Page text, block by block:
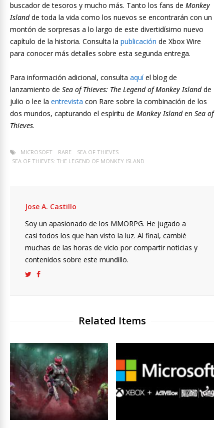
buscador de tesoros y mucho más. Tanto los fans de Monkey
Islandde toda la vida como los nuevos se encontrarán con un
montón de sorpresas a lo largo de este divertidísimo nuevo
capítulo de la historia. Consulta la publicación de Xbox Wire
para conocer más detalles sobre esta segunda entrega.
Para información adicional, consulta aquíel blog de
lanzamiento de Sea of Thieves: The Legend of Monkey Islandde
julio o lee la entrevista con Rare sobre la combinación de los
dos mundos, capturando el espíritu de Monkey Islanden Sea of
Thieves.
MICROSOFT RARE
SEA OF THIEVES
SEA OF THIEVES: THE LEGEND OF MONKEY ISLAND
Jose A. Castillo
Soy un apasionado de los MMORPG. He jugado a
casi todos los que han visto la luz. Al final, cambié
muchas de las horas de vicio por compartir noticias y
contenidos sobre este mundillo.
Related Items